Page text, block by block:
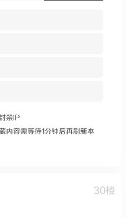
禁IP
内容需等待1分钟后再刷新本
30楼